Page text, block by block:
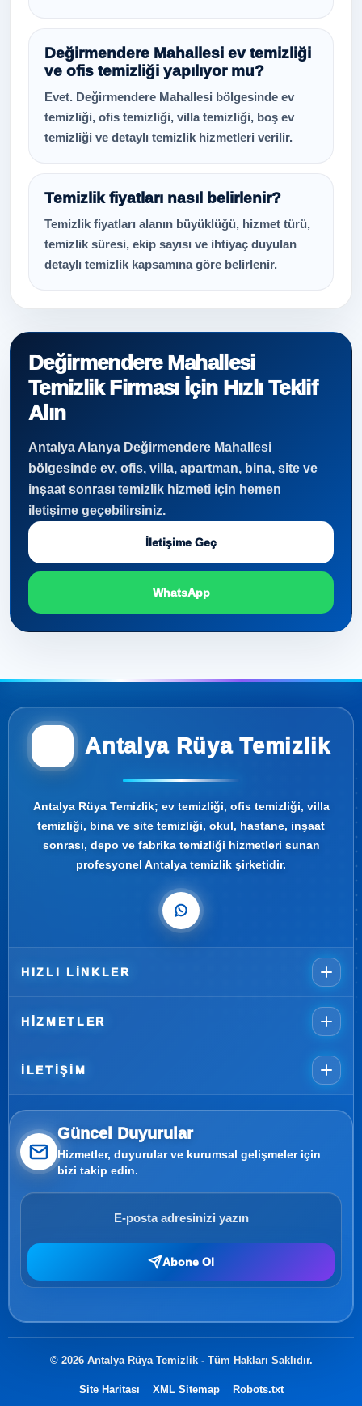
Değirmendere Mahallesi ev temizliği
ve ofis temizliği yapılıyor mu?
Evet. Değirmendere Mahallesi bölgesinde ev
temizliği, ofis temizliği, villa temizliği, boş ev
temizliği ve detaylı temizlik hizmetleri verilir.
Temizlik fiyatları nasıl belirlenir?
Temizlik fiyatları alanın büyüklüğü, hizmet türü,
temizlik süresi, ekip sayısı ve ihtiyaç duyulan
detaylı temizlik kapsamına göre belirlenir.
Değirmendere Mahallesi
Temizlik Firması İçin Hızlı Teklif
Alın
Antalya Alanya Değirmendere Mahallesi
bölgesinde ev, ofis, villa, apartman, bina, site ve
inşaat sonrası temizlik hizmeti için hemen
iletişime geçebilirsiniz.
İletişime Geç
WhatsApp
Antalya Rüya Temizlik
Antalya Rüya Temizlik; ev temizliği, ofis temizliği, villa
temizliği, bina ve site temizliği, okul, hastane, inşaat
sonrası, depo ve fabrika temizliği hizmetleri sunan
profesyonel Antalya temizlik şirketidir.
HIZLI LINKLER
HIZMETLER
İLETIŞIM
Güncel Duyurular
Hizmetler, duyurular ve kurumsal gelişmeler için
bizi takip edin.
Abone Ol
© 2026 Antalya Rüya Temizlik - Tüm Hakları Saklıdır.
Site Haritası XML Sitemap Robots.txt